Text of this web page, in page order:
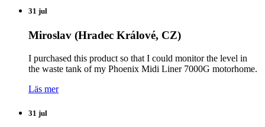
31 jul
Miroslav (Hradec Králové, CZ)
I purchased this product so that I could monitor the level in
the waste tank of my Phoenix Midi Liner 7000G motorhome.
Läs mer
31 jul